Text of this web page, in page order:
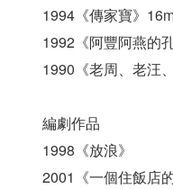
1994《傳家寶》
1992《阿豐阿燕的
1990《老周、老汪
編劇作品
1998《放浪》
2001《一個住飯店